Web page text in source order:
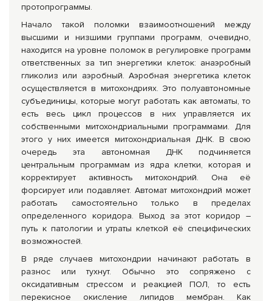
протопрограммы.
Начало такой поломки взаимоотношений между
высшими и низшими группами программ, очевидно,
находится на уровне поломок в регулировке программ
ответственных за тип энергетики клеток: анаэробный
гликолиз или аэробный. Аэробная энергетика клеток
осуществляется в митохондриях. Это полуавтономные
субъединицы, которые могут работать как автоматы, то
есть весь цикл процессов в них управляется их
собственными митохондриальными программами. Для
этого у них имеется митохондриальная ДНК. В свою
очередь эта автономная ДНК подчиняется
центральным программам из ядра клетки, которая и
корректирует активность митохондрий. Она её
форсирует или подавляет. Автомат митохондрий может
работать самостоятельно только в пределах
определенного коридора. Выход за этот коридор –
путь к патологии и утраты клеткой её специфических
возможностей.
В ряде случаев митохондрии начинают работать в
разнос или тухнут. Обычно это сопряжено с
оксидативным стрессом и реакцией ПОЛ, то есть
перекисное окисление липидов мембран. Как